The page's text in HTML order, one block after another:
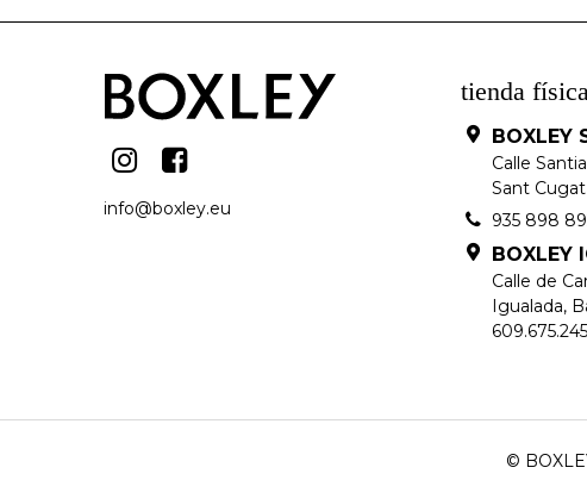
info@boxley.eu
tienda física
BOXLEY
Calle
Sant
935 898
BOXLEY
Calle de
Igualada,
609.675.245
©